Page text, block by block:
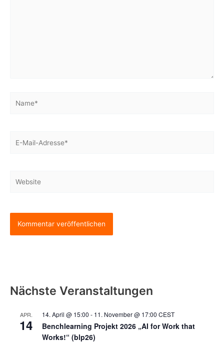
Mail-
Nächste Veranstaltungen
APR.
14
14. April @ 15:00 - 11. November @ 17:00 CEST
Benchlearning Projekt 2026 „AI for Work that
Works!“ (blp26)